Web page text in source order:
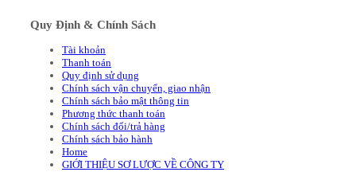
Quy Định & Chính Sách
Tài khoản
Thanh toán
Quy định sử dụng
Chính sách vận chuyển, giao nhận
Chính sách bảo mật thông tin
Phương thức thanh toán
Chính sách đổi/trả hàng
Chính sách bảo hành
Home
GIỚI THIỆU SƠ LƯỢC VỀ CÔNG TY